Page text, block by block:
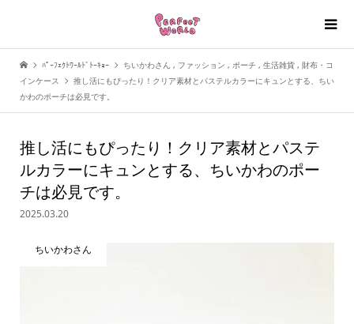
ﾊﾟｰﾌｪｸﾄﾜｰﾙﾄﾞﾄｰｷｮｰ ちいかわさん , ファッション , ポーチ , 生活雑貨 , 財布・コ
インケース
推し活にもぴったり！クリア素材とパステルカラーにキュンとする、ちい
かわのポーチは必見です。
推し活にもぴったり！クリア素材とパステ
ルカラーにキュンとする、ちいかわのポー
チは必見です。
2025.03.20
ちいかわさん